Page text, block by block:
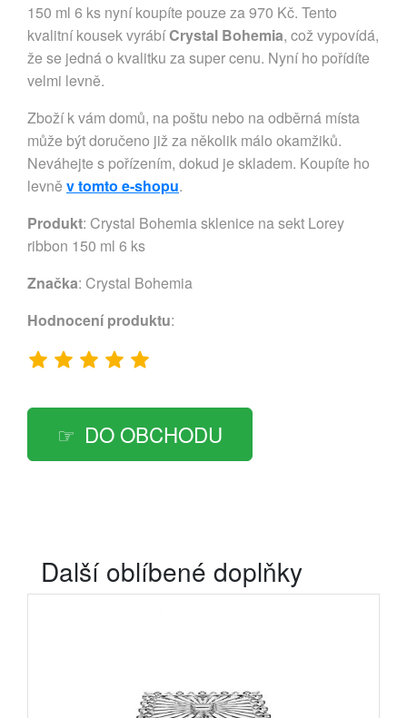
150 ml 6 ks nyní koupíte pouze za 970 Kč. Tento
kvalitní kousek vyrábíCrystal Bohemia, což vypovídá,
že se jedná o kvalitku za super cenu. Nyní ho pořídíte
velmi levně.
Zboží k vám domů, na poštu nebo na odběrná místa
může být doručeno již za několik málo okamžiků.
Neváhejte s pořízením, dokud je skladem. Koupíte ho
levně v tomto e-shopu.
Produkt: Crystal Bohemia sklenice na sekt Lorey
ribbon 150 ml 6 ks
Značka: Crystal Bohemia
Hodnocení produktu:
DO OBCHODU
Další oblíbené doplňky